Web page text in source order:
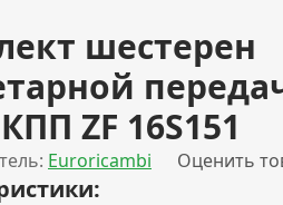
шестерен
ZF 16S151
Euroricambi Оценить